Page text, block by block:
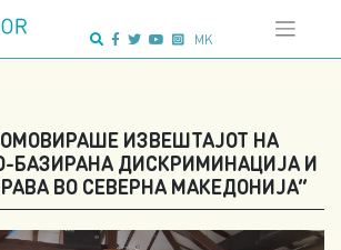
MK
ИЗВЕШТАЈОТ НА
БАЗИРАНА ДИСКРИМИНАЦИЈА И
ВО СЕВЕРНА МАКЕДОНИЈА“